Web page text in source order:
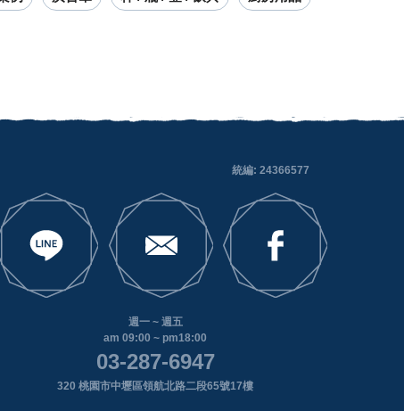
統編: 24366577
週一 ~ 週五
am 09:00 ~ pm18:00
03-287-6947
320 桃園市中壢區領航北路二段65號17樓